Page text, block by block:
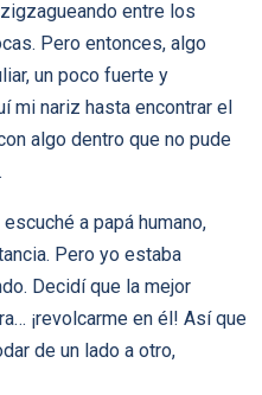
entre los
Pero entonces, algo
un poco fuerte y
mi nariz hasta encontrar el
algo dentro que no pude
a papá humano,
Pero yo estaba
Decidí que la mejor
¡revolcarme en él! Así que
de un lado a otro,